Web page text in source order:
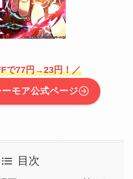
で77円→23円！／
モア公式ページ
目次